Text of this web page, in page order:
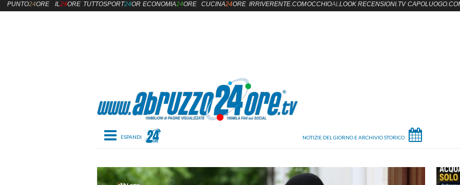
Toggle navigation
PUNTO24ORE IL24ORE TUTTOSPORT24OREECONOMIA24ORE CUCINA24ORE IRRIVERENTE.COMOCCHIOALLOOK RECENSIONI.TV